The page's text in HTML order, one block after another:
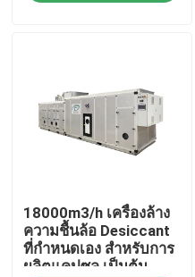
ควบคุมคุณภาพ
ข่าว
เครื่องลดความชื้นสารดู
18000m3/h เครื่องล้าง
ความชื้นล้อ Desiccant
ที่กําหนดเอง สําหรับการ
ผลิตแคปซูล เป็นต้น